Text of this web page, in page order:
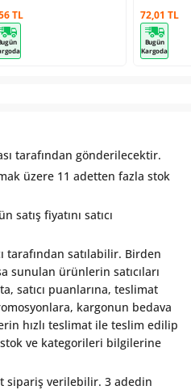
TL 72,01 TL
Bugün
Kargoda
tarafından gönderilecektir.
üzere 11 adetten fazla stok
fiyatını satıcı
tarafından satılabilir. Birden
sunulan ürünlerin satıcıları
satıcı puanlarına, teslimat
kargonun bedava
hızlı teslimat ile teslim edilip
ve kategorileri bilgilerine
sipariş verilebilir. 3 adedin